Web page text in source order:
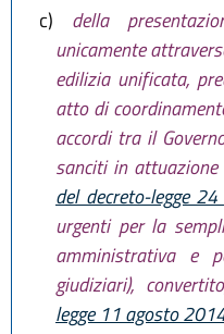
c)
della
unicamente
edilizia unificata,
atto di
accordi tra il
sanciti in
del decreto-legge
urgenti per la
amministrativa e
giudiziari),
legge 11 agosto